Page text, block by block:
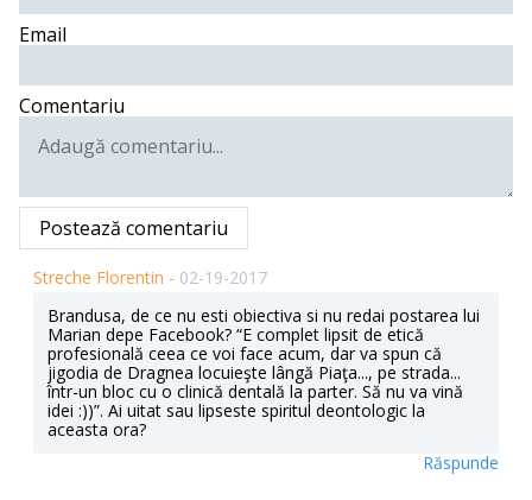
Email
Comentariu
Postează comentariu
Streche Florentin - 02-19-2017
Brandusa, de ce nu esti obiectiva si nu redai postarea lui
Marian depe Facebook? “E complet lipsit de etică
profesională ceea ce voi face acum, dar va spun că
jigodia de Dragnea locuieşte lângă Piaţa..., pe strada...
într-un bloc cu o clinică dentală la parter. Să nu va vină
idei :))”. Ai uitat sau lipseste spiritul deontologic la
aceasta ora?
Răspunde